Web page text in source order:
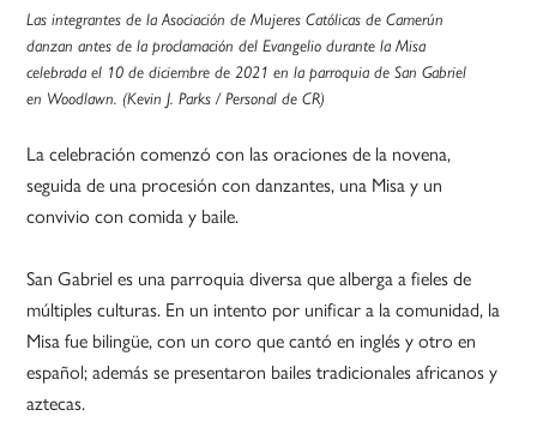
Las integrantes de la Asociación de Mujeres Católicas de Camerún
danzan antes de la proclamación del Evangelio durante la Misa
celebrada el 10 de diciembre de 2021 en la parroquia de San Gabriel
en Woodlawn. (Kevin J. Parks / Personal de CR)
La celebración comenzó con las oraciones de la novena,
seguida de una procesión con danzantes, una Misa y un
convivio con comida y baile.
San Gabriel es una parroquia diversa que alberga a fieles de
múltiples culturas. En un intento por unificar a la comunidad, la
Misa fue bilingüe, con un coro que cantó en inglés y otro en
español; además se presentaron bailes tradicionales africanos y
aztecas.